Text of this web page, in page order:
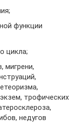
функции
цикла;
мигрени,
трофических
недугов